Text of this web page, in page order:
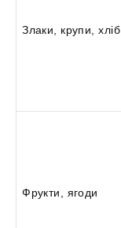
Злаки, крупи, хліб
Фрукти, ягоди